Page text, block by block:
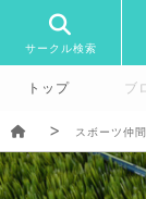
サークル検索
トップ ブ
スボーツ仲